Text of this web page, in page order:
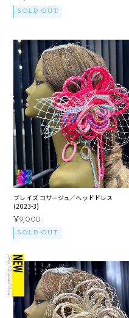
SOLD OUT
ブレイズ コサージュ／ヘッドドレス
(2023-3)
¥9,000
SOLD OUT